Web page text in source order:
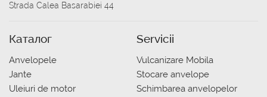
Strada Calea Basarabiei 44
Каталог
Anvelopele
Jante
Uleiuri de motor
Servicii
Vulcanizare Mobila
Stocare anvelope
Schimbarea anvelopelor